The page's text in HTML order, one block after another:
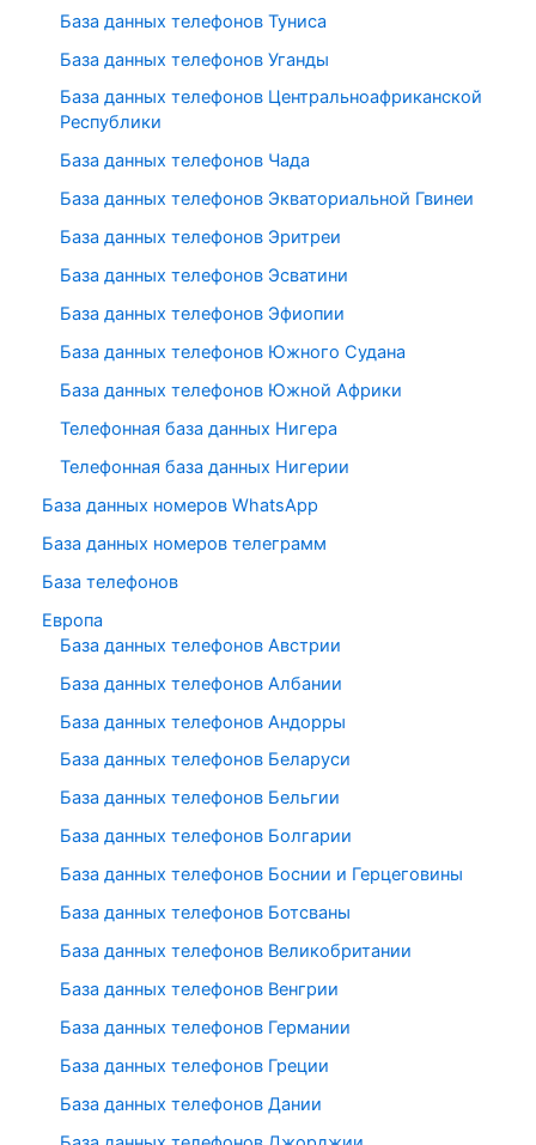
База данных телефонов Туниса
База данных телефонов Уганды
База данных телефонов Центральноафриканской
Республики
База данных телефонов Чада
База данных телефонов Экваториальной Гвинеи
База данных телефонов Эритреи
База данных телефонов Эсватини
База данных телефонов Эфиопии
База данных телефонов Южного Судана
База данных телефонов Южной Африки
Телефонная база данных Нигера
Телефонная база данных Нигерии
База данных номеров WhatsApp
База данных номеров телеграмм
База телефонов
Европа
База данных телефонов Австрии
База данных телефонов Албании
База данных телефонов Андорры
База данных телефонов Беларуси
База данных телефонов Бельгии
База данных телефонов Болгарии
База данных телефонов Боснии и Герцеговины
База данных телефонов Ботсваны
База данных телефонов Великобритании
База данных телефонов Венгрии
База данных телефонов Германии
База данных телефонов Греции
База данных телефонов Дании